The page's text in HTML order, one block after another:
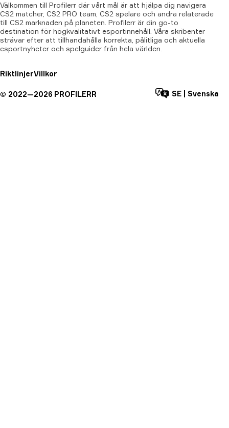
Välkommen till Profilerr där vårt mål är att hjälpa dig navigera
CS2 matcher, CS2 PRO team, CS2 spelare och andra relaterade
till CS2 marknaden på planeten. Profilerr är din go-to
destination för högkvalitativt esportinnehåll. Våra skribenter
strävar efter att tillhandahålla korrekta, pålitliga och aktuella
esportnyheter och spelguider från hela världen.
RiktlinjerVillkor
© 2022—2026 PROFILERR SE Svenska